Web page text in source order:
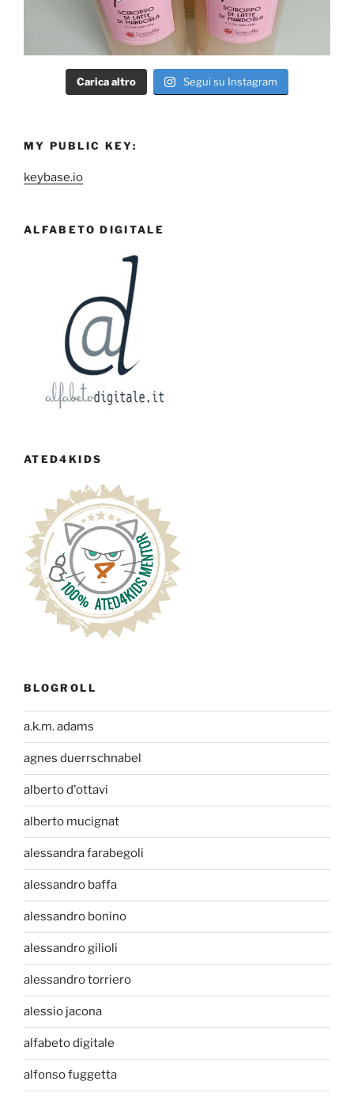
Carica altro Segui su Instagram
MY PUBLIC KEY:
keybase.io
ALFABETO DIGITALE
ATED4KIDS
BLOGROLL
a.k.m. adams
agnes duerrschnabel
alberto d'ottavi
alberto mucignat
alessandra farabegoli
alessandro baffa
alessandro bonino
alessandro gilioli
alessandro torriero
alessio jacona
alfabeto digitale
alfonso fuggetta